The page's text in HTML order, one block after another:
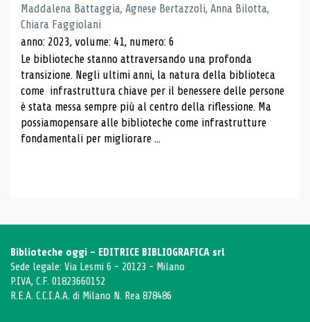
Maddalena Battaggia, Agnese Bertazzoli, Anna Bilotta,
Chiara Faggiolani
anno: 2023, volume: 41, numero: 6
Le biblioteche stanno attraversando una profonda
transizione. Negli ultimi anni, la natura della biblioteca
come infrastruttura chiave per il benessere delle persone
è stata messa sempre più al centro della riflessione. Ma
possiamopensare alle biblioteche come infrastrutture
fondamentali per migliorare ...
Biblioteche oggi - EDITRICE BIBLIOGRAFICA srl
Sede legale: Via Lesmi 6 - 20123 - Milano
P.IVA, C.F. 01823660152
R.E.A. C.C.I.A.A. di Milano N. Rea 878486